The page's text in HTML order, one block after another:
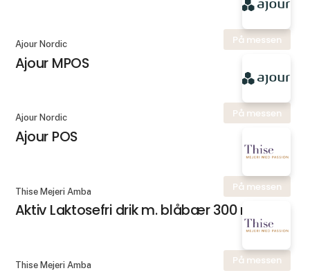
På messen
Ajour Nordic
Ajour MPOS
På messen
Ajour Nordic
Ajour POS
På messen
Thise Mejeri Amba
Aktiv Laktosefri drik m. blåbær 300 ml.
På messen
Thise Mejeri Amba